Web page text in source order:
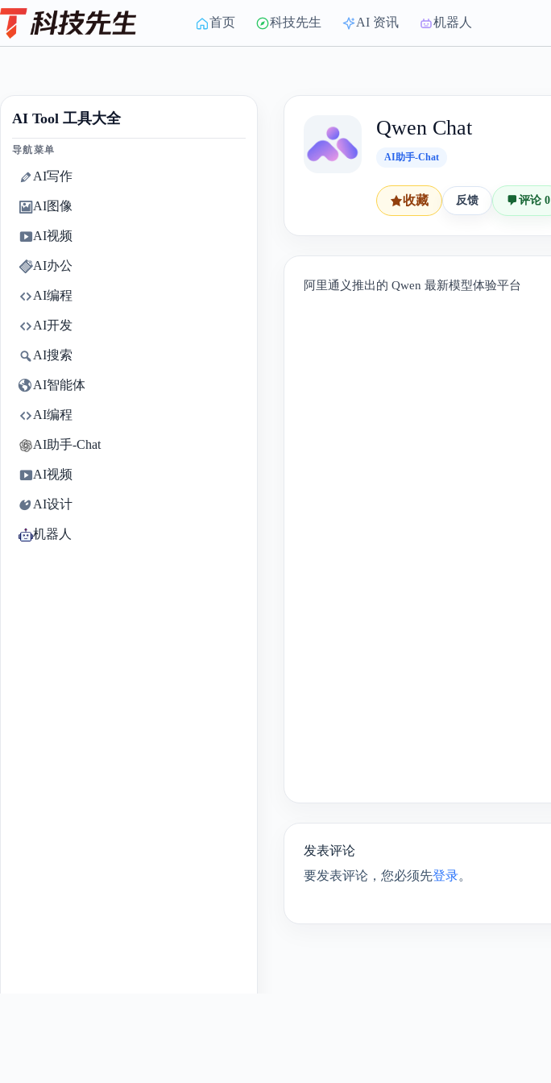
Skip
to
content
首页 科技先生 AI 资讯 机器人
AI Tool 工具大全
导航菜单
AI写作
AI图像
AI视频
AI办公
AI编程
AI开发
AI搜索
AI智能体
AI编程
AI助手-Chat
AI视频
AI设计
机器人
Qwen Chat
AI助手-Chat
收藏 反馈 评论 0
阿里通义推出的 Qwen 最新模型体验平台
发表评论
要发表评论，您必须先登录。